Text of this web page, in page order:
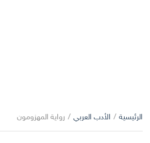
الرئيسية / الأدب العربي / رواية المهزومون